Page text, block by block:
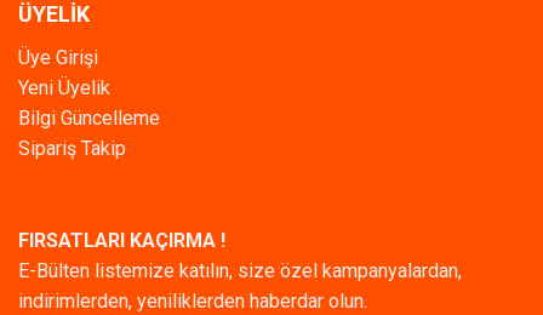
ÜYELİK
Üye Girişi
Yeni Üyelik
Bilgi Güncelleme
Sipariş Takip
FIRSATLARI KAÇIRMA !
E-Bülten listemize katılın, size özel kampanyalardan,
indirimlerden, yeniliklerden haberdar olun.